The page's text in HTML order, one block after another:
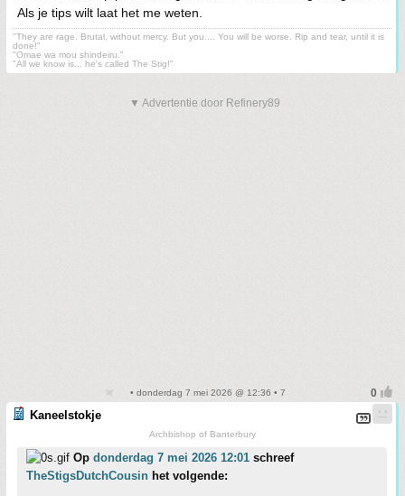
Als je tips wilt laat het me weten.
"They are rage. Brutal, without mercy. But you.... You will be worse. Rip and tear, until it is
done!"
"Omae wa mou shindeiru."
"All we know is... he's called The Stig!"
▼ Advertentie door Refinery89
• donderdag 7 mei 2026 @ 12:36 • 7
Kaneelstokje
Archbishop of Banterbury
Op donderdag 7 mei 2026 12:01 schreef
TheStigsDutchCousin het volgende: